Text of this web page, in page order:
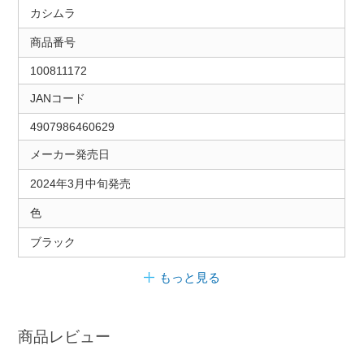
カシムラ
商品番号
100811172
JANコード
4907986460629
メーカー発売日
2024年3月中旬発売
色
ブラック
もっと見る
商品レビュー